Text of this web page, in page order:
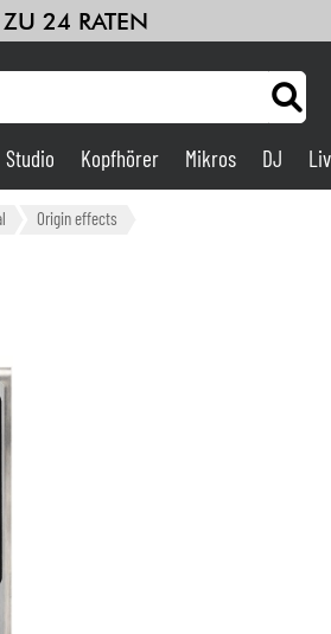
24 RATEN
& Effekte
Studio Kopfhörer Mikros DJ
Origin effects